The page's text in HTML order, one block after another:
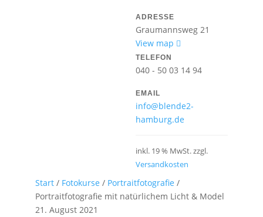
ADRESSE
Graumannsweg 21
View map
TELEFON
040 - 50 03 14 94
EMAIL
info@blende2-
hamburg.de
inkl. 19 % MwSt. zzgl.
Versandkosten
Start/ Fotokurse / Portraitfotografie /
Portraitfotografie mit natürlichem Licht & Model
21. August 2021